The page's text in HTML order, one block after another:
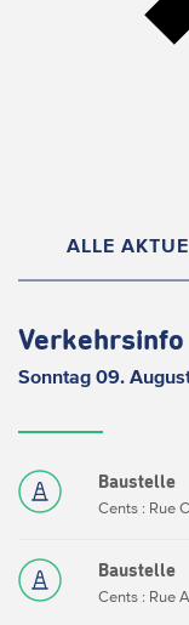
ALLE
Verkehrsinfo
Sonntag 09.
Baustelle
Cents : Rue
Baustelle
Cents : Rue